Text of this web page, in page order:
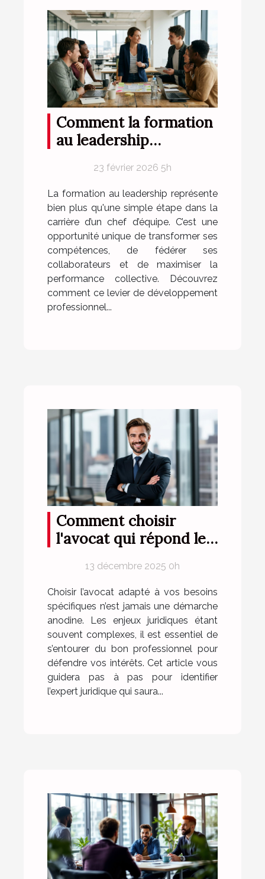
Comment la formation
au leadership
d'équipe23 février 2026 5h
La formation au leadership représente
bien plus qu'une simple étape dans la
carrière d’un chef d’équipe. C’est une
opportunité unique de transformer ses
compétences, de fédérer ses
collaborateurs et de maximiser la
performance collective. Découvrez
comment ce levier de développement
professionnel...
Comment choisir
l'avocat qui répond le
13 décembre 2025 0h
Choisir l’avocat adapté à vos besoins
spécifiques n’est jamais une démarche
anodine. Les enjeux juridiques étant
souvent complexes, il est essentiel de
s’entourer du bon professionnel pour
défendre vos intérêts. Cet article vous
guidera pas à pas pour identifier
l’expert juridique qui saura...